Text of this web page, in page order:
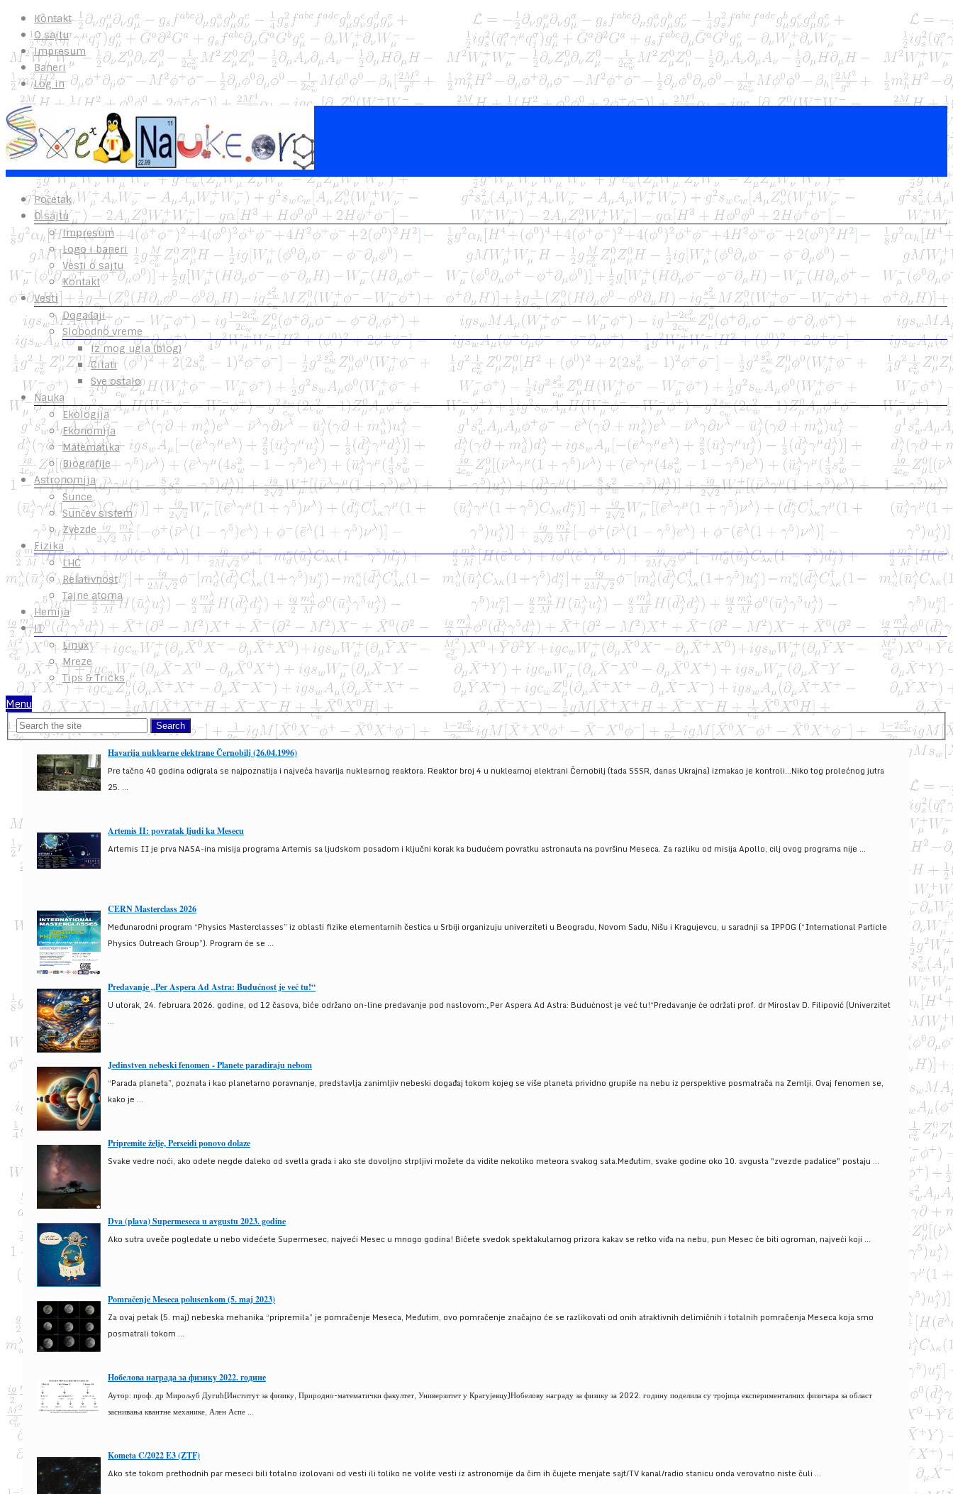
Kontakt
O sajtu
Impresum
Baneri
Log in
Početak
O sajtu
Impresum
Logo i baneri
Vesti o sajtu
Kontakt
Vesti
Događaji
Slobodno vreme
Iz mog ugla (blog)
Citati
Sve ostalo
Nauka
Ekologija
Ekonomija
Matematika
Biografije
Astronomija
Sunce
Sunčev sistem
Zvezde
Fizika
LHC
Relativnost
Tajne atoma
Hemija
IT
Linux
Mreze
Tips & Tricks
Menu
Havarija nuklearne elektrane Černobilj (26.04.1996)
Pre tačno 40 godina odigrala se najpoznatija i najveća havarija nuklearnog reaktora. Reaktor broj 4 u nuklearnoj elektrani Černobilj (tada SSSR, danas Ukrajna) izmakao je kontroli...Niko tog prolećnog jutra
25. ...
Artemis II: povratak ljudi ka Mesecu
Artemis II je prva NASA-ina misija programa Artemis sa ljudskom posadom i ključni korak ka budućem povratku astronauta na površinu Meseca. Za razliku od misija Apollo, cilj ovog programa nije ...
CERN Masterclass 2026
Međunarodni program “Physics Masterclasses” iz oblasti fizike elementarnih čestica u Srbiji organizuju univerziteti u Beogradu, Novom Sadu, Nišu i Kragujevcu, u saradnji sa IPPOG (“International Particle
Physics Outreach Group”). Program će se ...
Predavanje „Per Aspera Ad Astra: Budućnost je već tu!“
U utorak, 24. februara 2026. godine, od 12 časova, biće održano on-line predavanje pod naslovom:„Per Aspera Ad Astra: Budućnost je već tu!“Predavanje će održati prof. dr Miroslav D. Filipović (Univerzitet
...
Jedinstven nebeski fenomen - Planete paradiraju nebom
“Parada planeta”, poznata i kao planetarno poravnanje, predstavlja zanimljiv nebeski događaj tokom kojeg se više planeta prividno grupiše na nebu iz perspektive posmatrača na Zemlji. Ovaj fenomen se,
kako je ...
Pripremite želje, Perseidi ponovo dolaze
Svake vedre noći, ako odete negde daleko od svetla grada i ako ste dovoljno strpljivi možete da vidite nekoliko meteora svakog sata.Međutim, svake godine oko 10. avgusta "zvezde padalice" postaju ...
Dva (plava) Supermeseca u avgustu 2023. godine
Ako sutra uveče pogledate u nebo videćete Supermesec, najveći Mesec u mnogo godina! Bićete svedok spektakularnog prizora kakav se retko viđa na nebu, pun Mesec će biti ogroman, najveći koji ...
Pomračenje Meseca polusenkom (5. maj 2023)
Za ovaj petak (5. maj) nebeska mehanika “pripremila” je pomračenje Meseca, Međutim, ovo pomračenje značajno će se razlikovati od onih atraktivnih delimičnih i totalnih pomračenja Meseca koja smo
posmatrali tokom ...
Нобелова награда за физику 2022. године
Аутор: проф. др Мирољуб Дугић(Институт за физику, Природно-математички факултет, Универзитет у Крагујевцу)Нобелову награду за физику за 2022. годину поделила су тројица експерименталних физичара за област
заснивања квантне механике, Ален Аспе ...
Kometa C/2022 E3 (ZTF)
Ako ste tokom prethodnih par meseci bili totalno izolovani od vesti ili toliko ne volite vesti iz astronomije da čim ih čujete menjate sajt/TV kanal/radio stanicu onda verovatno niste čuli ...